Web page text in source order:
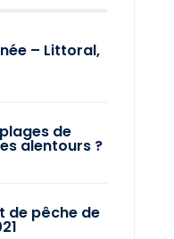
– Littoral,
de
alentours ?
de pêche de